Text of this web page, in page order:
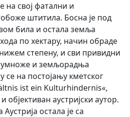
на свој фатални и
штитила. Босна је под
била и остала земља
по хектару, начин обраде
степену, и сви привидни
умноже и земљорадња
се на постојању кметског
ist ein Kulturhindernis«,
објективан аустријски аутор.
остала је са